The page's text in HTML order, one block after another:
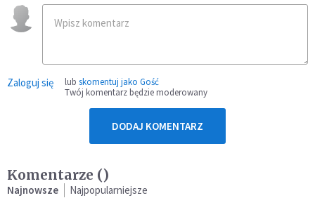
Zaloguj się lub skomentuj jako Gość
Twój komentarz będzie moderowany
DODAJ KOMENTARZ
Komentarze ()
Najnowsze Najpopularniejsze